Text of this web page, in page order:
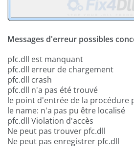
Messages d'erreur possibles
pfc.dll est manquant
pfc.dll erreur de chargement
pfc.dll crash
pfc.dll n'a pas été trouvé
le point d'entrée de la procédure
le name: n'a pas pu être localisé
pfc.dll Violation d'accès
Ne peut pas trouver pfc.dll
Ne peut pas enregistrer pfc.dll